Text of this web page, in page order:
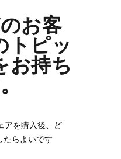
お客
トピッ
お持ち
アを購入後、ど
たらよいです